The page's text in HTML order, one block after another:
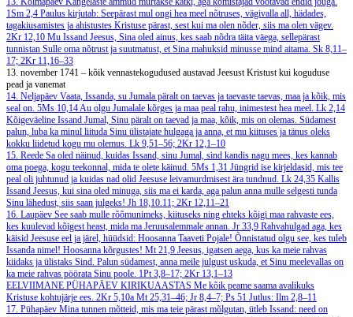
1Sm 2,4 Paulus kirjutab: Seepärast mul ongi hea meel nõtruses, vägivalla all, hädades,
tagakiusamistes ja ahistustes Kristuse pärast, sest kui ma olen nõder, siis ma olen vägev.
2Kr 12,10 Mu Issand Jeesus, Sina oled ainus, kes saab nõdra täita väega, sellepärast
tunnistan Sulle oma nõtrust ja suutmatust, et Sina mahuksid minusse mind aitama. Sk 8,11–
17; 2Kr 11,16–33
13. november 1741 – kõik vennastekogudused austavad Jeesust Kristust kui koguduse
pead ja vanemat
14. Neljapäev Vaata, Issanda, su Jumala päralt on taevas ja taevaste taevas, maa ja kõik, mis
seal on. 5Ms 10,14Au olgu Jumalale kõrges ja maa peal rahu, inimestest hea meel. Lk 2,14
Kõigeväeline Issand Jumal, Sinu päralt on taevad ja maa, kõik, mis on olemas. Südamest
palun, luba ka minul liituda Sinu ülistajate hulgaga ja anna, et mu kiituses ja tänus oleks
kokku liidetud kogu mu olemus. Lk 9,51–56; 2Kr 12,1–10
15. Reede Sa oled näinud, kuidas Issand, sinu Jumal, sind kandis nagu mees, kes kannab
oma poega, kogu teekonnal, mida te olete käinud. 5Ms 1,31 Jüngrid ise kirjeldasid, mis tee
peal oli juhtunud ja kuidas nad olid Jeesuse leivamurdmisest ära tundnud. Lk 24,35 Kallis
Issand Jeesus, kui sina oled minuga, siis ma ei karda, aga palun anna mulle selgesti tunda
Sinu lähedust, siis saan julgeks! Jh 18,10.11; 2Kr 12,11–21
16. Laupäev See saab mulle rõõmunimeks, kiituseks ning ehteks kõigi maa rahvaste ees,
kes kuulevad kõigest heast, mida ma Jeruusalemmale annan. Jr 33,9 Rahvahulgad aga, kes
käisid Jeesuse eel ja järel, hüüdsid: Hoosanna Taaveti Pojale! Õnnistatud olgu see, kes tuleb
Issanda nimel! Hoosanna kõrgustes! Mt 21,9 Jeesus, igatsen aega, kus ka meie rahvas
kiidaks ja ülistaks Sind. Palun südamest, anna meile julgust uskuda, et Sinu meelevallas on
ka meie rahvas pöörata Sinu poole. 1Pt 3,8–17; 2Kr 13,1–13
EELVIIMANE PÜHAPÄEV KIRIKUAASTAS Me kõik peame saama avalikuks
Kristuse kohtujärje ees. 2Kr 5,10a Mt 25,31–46; Jr 8,4–7; Ps 51 Jutlus: Ilm 2,8–11
17. Pühapäev Mina tunnen mõtteid, mis ma teie pärast mõlgutan, ütleb Issand: need on